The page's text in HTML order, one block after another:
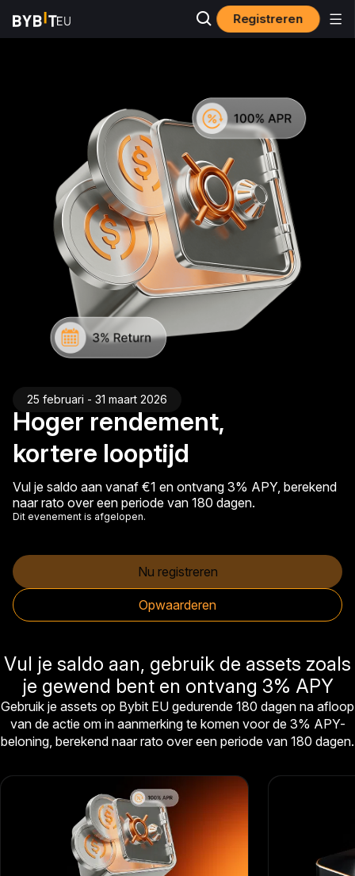
Registreren
25 februari - 31 maart 2026
Hoger rendement,
kortere looptijd
Vul je saldo aan vanaf €1 en ontvang 3% APY, berekend
naar rato over een periode van 180 dagen.
Dit evenement is afgelopen.
Nu registreren
Opwaarderen
Vul je saldo aan, gebruik de assets zoals
je gewend bent en ontvang 3% APY
Gebruik je assets op Bybit EU gedurende 180 dagen na afloop
van de actie om in aanmerking te komen voor de 3% APY-
beloning, berekend naar rato over een periode van 180 dagen.